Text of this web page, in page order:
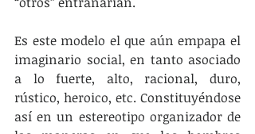
Es este modelo el que aún empapa el
imaginario social, en tanto asociado
a lo fuerte, alto, racional, duro,
rústico, heroico, etc. Constituyéndose
así en un estereotipo organizador de